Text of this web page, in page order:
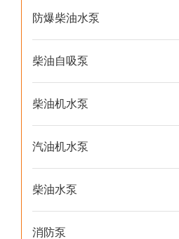
防爆柴油水泵
柴油自吸泵
柴油机水泵
汽油机水泵
柴油水泵
消防泵